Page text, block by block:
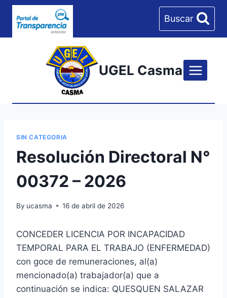
Skip
Buscar
UGEL Casma
SIN CATEGORIA
Resolución Directoral N°
00372 – 2026
By ucasma 16 de abril de 2026
CONCEDER LICENCIA POR INCAPACIDAD
TEMPORAL PARA EL TRABAJO (ENFERMEDAD)
con goce de remuneraciones, al(a)
mencionado(a) trabajador(a) que a
continuación se indica: QUESQUEN SALAZAR